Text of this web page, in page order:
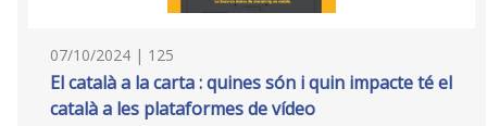
07/10/2024 | 125
El català a la carta : quines són i quin impacte té el
català a les plataformes de vídeo